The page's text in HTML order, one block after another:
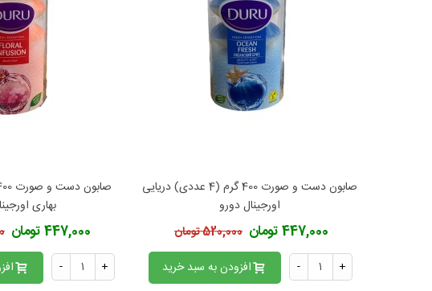
افزودن به محبوب‌ها
صابون دست و صورت 400 گرم (4 عددی) دریایی
اورجینال دورو
447,000 تومان 520,000 تومان
- + افزودن به سبد خرید
افزودن به
بهاری
447,000 تومان
- +